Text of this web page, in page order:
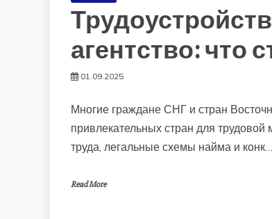
агентство: что
01.09.2025
Многие граждане СНГ и стран
привлекательных стран для
труда, легальные схемы найма и конк…
Read More